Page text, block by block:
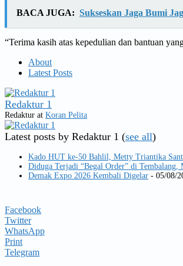
BACA JUGA: Sukseskan Jaga Bumi
“Terima kasih atas kepedulian dan bantuan
About
Latest Posts
Redaktur 1
Redaktur at Koran Pelita
Latest posts by Redaktur 1 (see all)
Kado HUT ke-50 Bahlil, Metty Triantika
Diduga Terjadi “Begal Order” di Tembalang,
Demak Expo 2026 Kembali Digelar - 05/08/
Facebook
Twitter
WhatsApp
Print
Telegram